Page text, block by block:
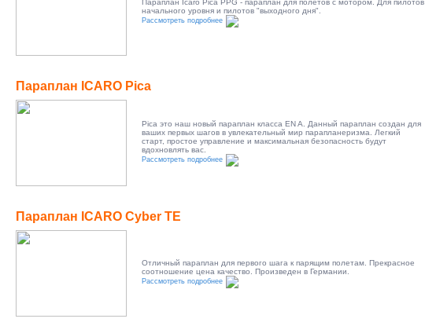
Параплан Icaro Pica PPG - параплан для полетов с мотором. Для пилотов
начального уровня и пилотов "выходного дня".
Рассмотреть подробнее
Параплан ICARO Pica
Pica это наш новый параплан класса EN A. Данный параплан создан для
ваших первых шагов в увлекательный мир парапланеризма. Легкий
старт, простое управление и максимальная безопасность будут
вдохновлять вас.
Рассмотреть подробнее
Параплан ICARO Cyber TE
Отличный параплан для первого шага к парящим полетам. Прекрасное
соотношение цена качество. Произведен в Германии.
Рассмотреть подробнее